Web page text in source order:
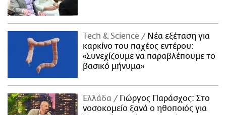
Τech & Science
Νέα εξέταση για
καρκίνο του παχέος εντέρου:
«Συνεχίζουμε να παραβλέπουμε το
βασικό μήνυμα»
Ελλάδα
Γιώργος Παράσχος: Στο
νοσοκομείο ξανά ο ηθοποιός για